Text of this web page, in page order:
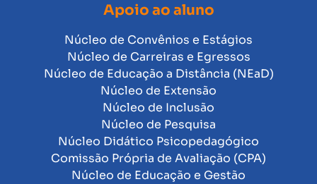
Apoio ao aluno
Núcleo de Convênios e Estágios
Núcleo de Carreiras e Egressos
Núcleo de Educação a Distância (NEaD)
Núcleo de Extensão
Núcleo de Inclusão
Núcleo de Pesquisa
Núcleo Didático Psicopedagógico
Comissão Própria de Avaliação (CPA)
Núcleo de Educação e Gestão